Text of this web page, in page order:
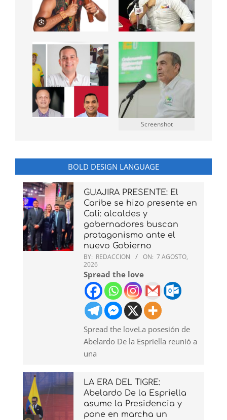
Screenshot
BOLD DESIGN LANGUAGE
GUAJIRA PRESENTE: El
Caribe se hizo presente en
Cali: alcaldes y
gobernadores buscan
protagonismo ante el
nuevo Gobierno
BY: REDACCION ON: 7 AGOSTO,
2026
Spread the love
Spread the loveLa posesión de
Abelardo De la Espriella reunió a
una
LA ERA DEL TIGRE:
Abelardo De la Espriella
asume la Presidencia y
pone en marcha un